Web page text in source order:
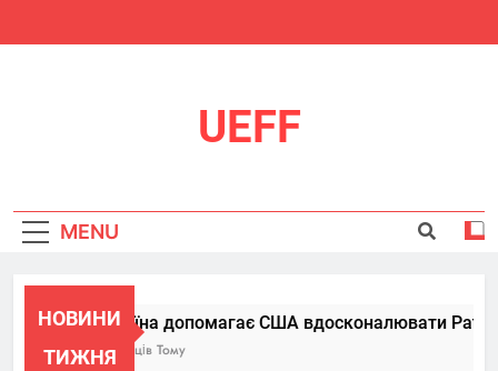
UEFF
MENU
НОВИНИ
ТИЖНЯ
Україна допомагає США вдосконалювати Patriot,
6 Місяців Тому